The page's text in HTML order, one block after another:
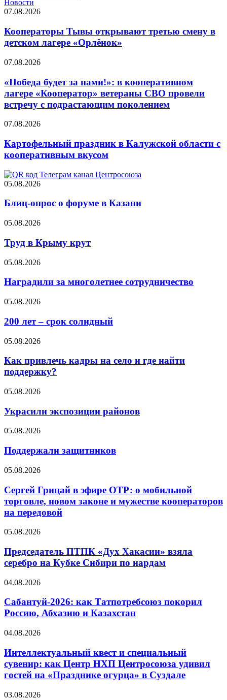
Новости
07.08.2026
Кооператоры Тывы открывают третью смену в
детском лагере «Орлёнок»
07.08.2026
«Победа будет за нами!»: в кооперативном
лагере «Кооператор» ветераны СВО провели
встречу с подрастающим поколением
07.08.2026
Картофельный праздник в Калужской области с
кооперативным вкусом
05.08.2026
Блиц-опрос о форуме в Казани
05.08.2026
Труд в Крыму крут
05.08.2026
Наградили за многолетнее сотрудничество
05.08.2026
200 лет – срок солидный
05.08.2026
Как привлечь кадры на село и где найти
поддержку?
05.08.2026
Украсили экспозиции районов
05.08.2026
Поддержали защитников
05.08.2026
Сергей Грицай в эфире ОТР: о мобильной
торговле, новом законе и мужестве кооператоров
на передовой
05.08.2026
Председатель ПТПК «Дух Хакасии» взяла
серебро на Кубке Сибири по нардам
04.08.2026
Сабантуй-2026: как Татпотребсоюз покорил
Россию, Абхазию и Казахстан
04.08.2026
Интеллектуальный квест и специальный
сувенир: как Центр НХП Центросоюза удивил
гостей на «Празднике огурца» в Суздале
03.08.2026